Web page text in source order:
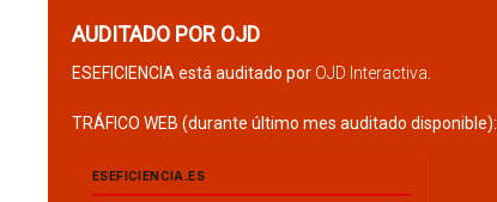
AUDITADO POR OJD
ESEFICIENCIA está auditado por OJD Interactiva
TRÁFICO WEB (durante último mes auditado disponible):